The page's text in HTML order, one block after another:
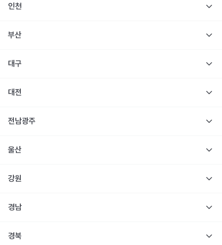
인천
부산
대구
대전
전남광주
울산
강원
경남
경북